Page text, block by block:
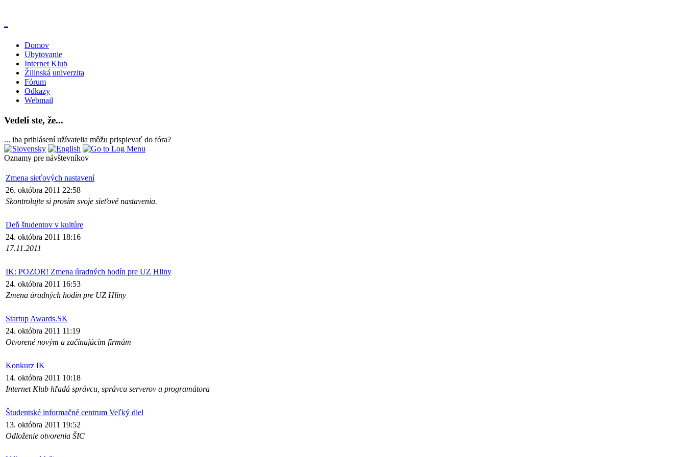
Domov
Ubytovanie
Internet Klub
Žilinská univerzita
Fórum
Odkazy
Webmail
Vedeli ste, že...
... iba prihlásení užívatelia môžu prispievať do fóra?
Oznamy pre návštevníkov
Zmena sieťových nastavení
26. októbra 2011 22:58
Skontrolujte si prosím svoje sieťové nastavenia.
Deň študentov v kultúre
24. októbra 2011 18:16
17.11.2011
IK: POZOR! Zmena úradných hodín pre UZ Hliny
24. októbra 2011 16:53
Zmena úradných hodín pre UZ Hliny
Startup Awards.SK
24. októbra 2011 11:19
Otvorené novým a začínajúcim firmám
Konkurz IK
14. októbra 2011 10:18
Internet Klub hľadá správcu, správcu serverov a programátora
Študentské informačné centrum Veľký diel
13. októbra 2011 19:52
Odloženie otvorenia ŠIC